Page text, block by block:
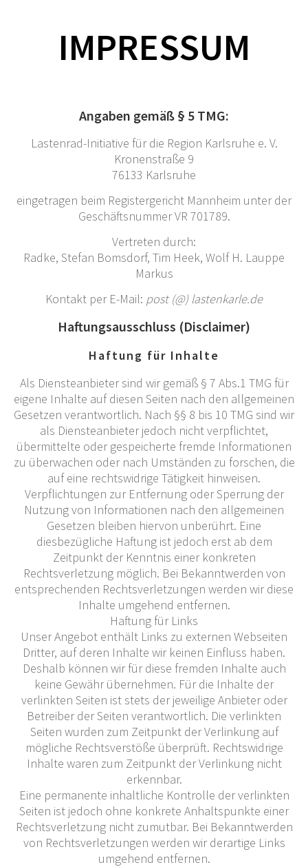
IMPRESSUM
Angaben gemäß § 5 TMG:
Lastenrad-Initiative für die Region Karlsruhe e. V.
Kronenstraße 9
76133 Karlsruhe
eingetragen beim Registergericht Mannheim unter der
Geschäftsnummer VR 701789.
Vertreten durch:
eppuaL .H floW ,keeH miT ,frodsmoB nafetS ,ekdaR
sukraM
Kontakt per E-Mail: post (@) lastenkarle.de
Haftungsausschluss (Disclaimer)
Haftung für Inhalte
Als Diensteanbieter sind wir gemäß § 7 Abs.1 TMG für
eigene Inhalte auf diesen Seiten nach den allgemeinen
Gesetzen verantwortlich. Nach §§ 8 bis 10 TMG sind wir
als Diensteanbieter jedoch nicht verpflichtet,
übermittelte oder gespeicherte fremde Informationen
zu überwachen oder nach Umständen zu forschen, die
auf eine rechtswidrige Tätigkeit hinweisen.
Verpflichtungen zur Entfernung oder Sperrung der
Nutzung von Informationen nach den allgemeinen
Gesetzen bleiben hiervon unberührt. Eine
diesbezügliche Haftung ist jedoch erst ab dem
Zeitpunkt der Kenntnis einer konkreten
Rechtsverletzung möglich. Bei Bekanntwerden von
entsprechenden Rechtsverletzungen werden wir diese
Inhalte umgehend entfernen.
Haftung für Links
Unser Angebot enthält Links zu externen Webseiten
Dritter, auf deren Inhalte wir keinen Einfluss haben.
Deshalb können wir für diese fremden Inhalte auch
keine Gewähr übernehmen. Für die Inhalte der
verlinkten Seiten ist stets der jeweilige Anbieter oder
Betreiber der Seiten verantwortlich. Die verlinkten
Seiten wurden zum Zeitpunkt der Verlinkung auf
mögliche Rechtsverstöße überprüft. Rechtswidrige
Inhalte waren zum Zeitpunkt der Verlinkung nicht
erkennbar.
Eine permanente inhaltliche Kontrolle der verlinkten
Seiten ist jedoch ohne konkrete Anhaltspunkte einer
Rechtsverletzung nicht zumutbar. Bei Bekanntwerden
von Rechtsverletzungen werden wir derartige Links
umgehend entfernen.